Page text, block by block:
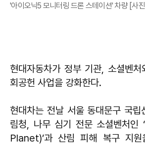
'아이오닉5 모니터링 드론 스테이션' 차량 [사
현대자동차가 정부 기관, 소셜벤
회공헌 사업을 강화한다.
현대차는 전날 서울 동대문구 국립
림청, 나무 심기 전문 소셜벤처인
Planet)’과 산림 피해 복구 지원